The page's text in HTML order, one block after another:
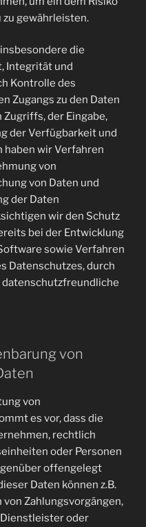
gewährleisten.
die
Integrität und
Kontrolle des
Zugangs zu den Daten
der Eingabe,
der Verfügbarkeit und
haben wir Verfahren
von
von Daten und
der Daten
wir den Schutz
bei der Entwicklung
sowie Verfahren
Datenschutzes, durch
von
von
es vor, dass die
rechtlich
oder Personen
offengelegt
Daten können z.B.
Zahlungsvorgängen,
oder